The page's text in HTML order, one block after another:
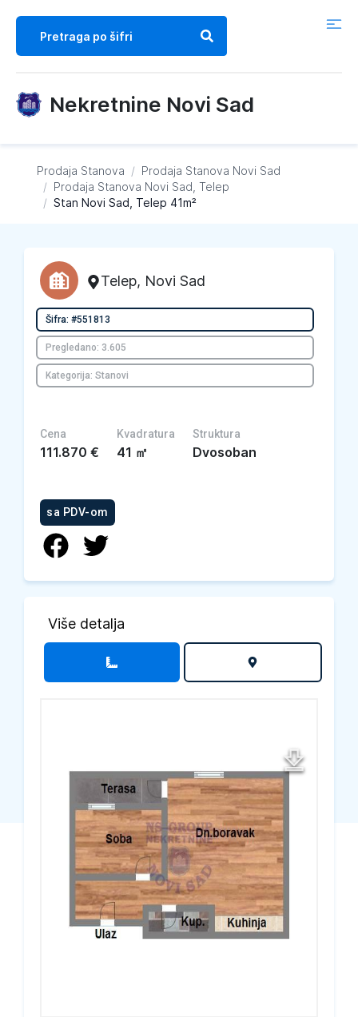
Nekretnine Novi Sad
Prodaja Stanova / Prodaja Stanova Novi Sad
/ Prodaja Stanova Novi Sad, Telep
/ Stan Novi Sad, Telep 41m²
Telep, Novi Sad
Šifra: #551813
Pregledano: 3.605
Kategorija: Stanovi
Cena
111.870 €
Kvadratura
41 ㎡
Struktura
Dvosoban
sa PDV-om
Više detalja